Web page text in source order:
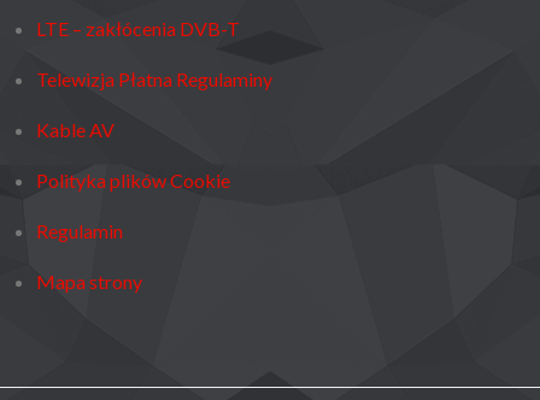
LTE – zakłócenia DVB-T
Telewizja Płatna Regulaminy
Kable AV
Polityka plików Cookie
Regulamin
Mapa strony